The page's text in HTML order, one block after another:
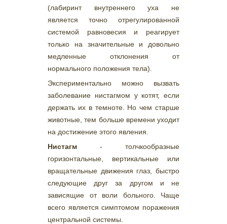
(лабиринт внутреннего уха не
является точно отрегулированной
системой равновесия и реагирует
только на значительные и довольно
медленные отклонения от
нормального положения тела).
Экспериментально можно вызвать
заболевание нистагмом у котят, если
держать их в темноте. Но чем старше
животные, тем больше времени уходит
на достижение этого явления.
Нистагм - толчкообразные
горизонтальные, вертикальные или
вращательные движения глаз, быстро
следующие друг за другом и не
зависящие от воли больного. Чаще
всего является симптомом поражения
центральной системы.